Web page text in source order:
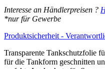
Interesse an Händlerpreisen ?
*nur für Gewerbe
Produktsicherheit -
Transparente Tankschutzfolie
für die Tankform geschnitten